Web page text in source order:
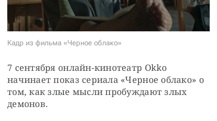
Кадр из фильма «Черное облако»
7 сентября онлайн-кинотеатр Okko
начинает показ сериала «Черное облако» о
том, как злые мысли пробуждают злых
демонов.
звоните:
+7 (929) 612-03-68